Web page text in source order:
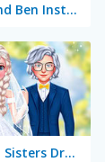
Ellie and Ben Insta Fashion
Frozen Sisters Dream Wedding